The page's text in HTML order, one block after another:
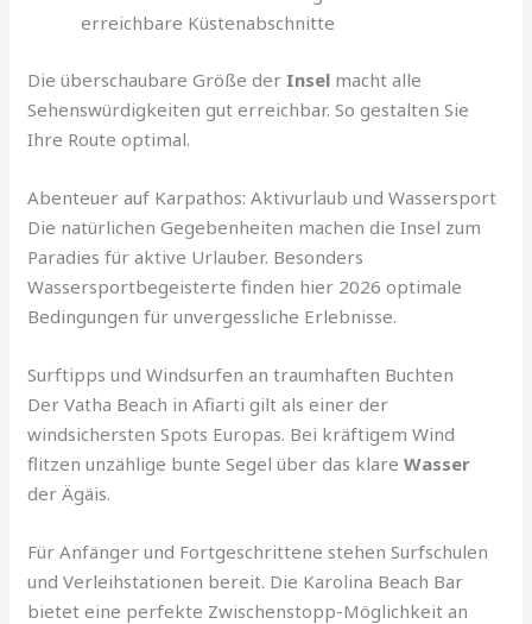
erreichbare Küstenabschnitte
Die überschaubare Größe der Insel macht alle
Sehenswürdigkeiten gut erreichbar. So gestalten Sie
Ihre Route optimal.
Abenteuer auf Karpathos: Aktivurlaub und Wassersport
Die natürlichen Gegebenheiten machen die Insel zum
Paradies für aktive Urlauber. Besonders
Wassersportbegeisterte finden hier 2026 optimale
Bedingungen für unvergessliche Erlebnisse.
Surftipps und Windsurfen an traumhaften Buchten
Der Vatha Beach in Afiarti gilt als einer der
windsichersten Spots Europas. Bei kräftigem Wind
flitzen unzählige bunte Segel über das klareWasser
der Ägäis.
Für Anfänger und Fortgeschrittene stehen Surfschulen
und Verleihstationen bereit. Die Karolina Beach Bar
bietet eine perfekte Zwischenstopp-Möglichkeit an